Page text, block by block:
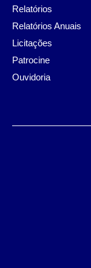
Relatórios
Relatórios Anuais
Licitações
Patrocine
Ouvidoria